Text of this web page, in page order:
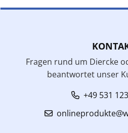
Fragen rund um Diercke
beantwortet unser
+49 531